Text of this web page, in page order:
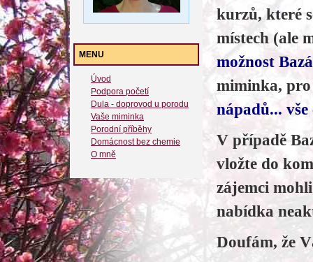
MENU
Úvod
Podpora početí
Dula - doprovod u porodu
Vaše miminka
Porodní příběhy
Domácnost bez chemie
O mně
kurzů, které
místech (ale
možnost
miminka,
nápadů...
V případě
vložte do
zájemci
nabídka
Doufám, že